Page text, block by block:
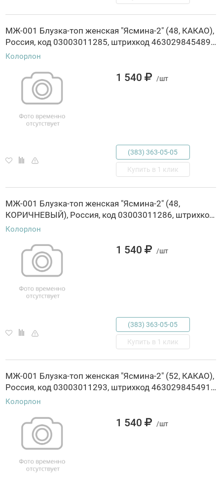
МЖ-001 Блузка-топ женская "Ясмина-2" (48, КАКАО),
Россия, код 03003011285, штрихкод 463029845489, артикул МЖ-001
Колорлон
1 540 /шт
(383) 363-05-05
Купить в 1 клик
МЖ-001 Блузка-топ женская "Ясмина-2" (48,
КОРИЧНЕВЫЙ), Россия, код 03003011286, штрихкод 463029845495, артикул МЖ-001
Колорлон
1 540 /шт
(383) 363-05-05
Купить в 1 клик
МЖ-001 Блузка-топ женская "Ясмина-2" (52, КАКАО),
Россия, код 03003011293, штрихкод 463029845491, артикул МЖ-001
Колорлон
1 540 /шт